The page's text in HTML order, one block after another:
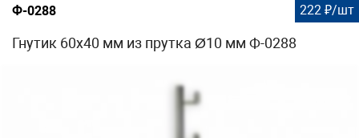
Ф-0288 222 ₽/шт
Гнутик 60х40 мм из прутка Ø10 мм Ф-0288